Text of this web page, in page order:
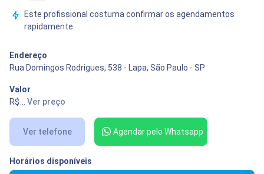
Este profissional costuma confirmar os agendamentos
rapidamente
Endereço
Rua Domingos Rodrigues, 538 - Lapa, São Paulo - SP
Valor
R$ 100,00
Ver preço
Ver telefone Agendar pelo Whatsapp
Horários disponíveis